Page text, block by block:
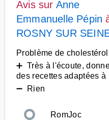
Avis sur Anne
Emmanuelle Pépin
ROSNY SUR
Problème de
➕ Très à l'écoute,
des recettes adaptées à
➖ Rien
RomJoc